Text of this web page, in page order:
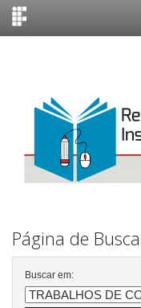
Página de Busca
Buscar em: